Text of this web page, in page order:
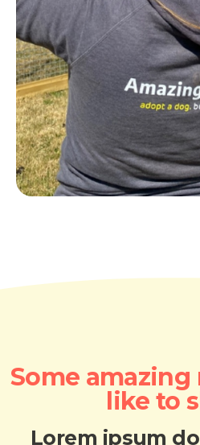
Some
like to
Lorem ipsum